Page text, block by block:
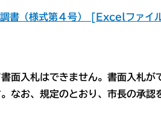
調書（様式第４号） [Excelファ
入札はできません。書面入札が
なお、規定のとおり、市長の承認